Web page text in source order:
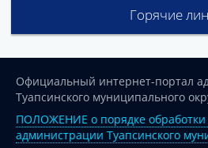
Горячие
Официальный интернет-портал
Туапсинского муниципального
ПОЛОЖЕНИЕ о порядке
администрации Туапсинского